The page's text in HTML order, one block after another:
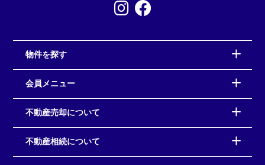
物件を探す
会員メニュー
不動産売却について
不動産相続について